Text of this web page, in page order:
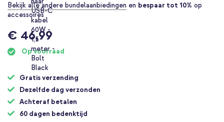
Bekijk alle andere bundelaanbiedingen en bespaar tot 10% op
accessoires
€ 46,99
Op voorraad
Gratis verzending
Dezelfde dag verzonden
Achteraf betalen
60 dagen bedenktijd